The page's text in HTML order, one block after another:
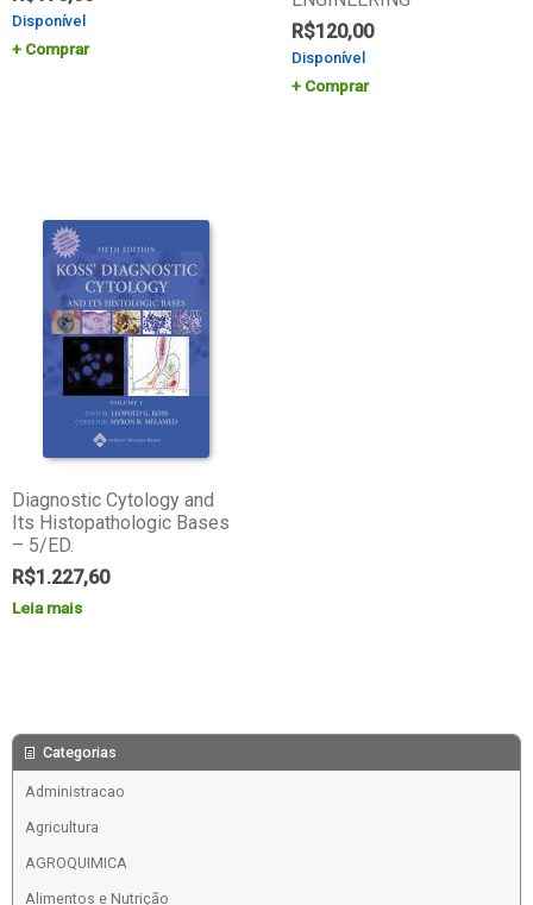
Disponível
Comprar
R$120,00
Disponível
Comprar
Diagnostic Cytology and
Its Histopathologic Bases
– 5/ED.
R$1.227,60
Leia mais
Categorias
Administracao
Agricultura
AGROQUIMICA
Alimentos e Nutrição